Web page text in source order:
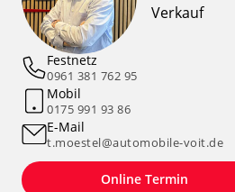
Verkauf
Festnetz
0961 381 762 95
Mobil
0175 991 93 86
E-Mail
t.moestel@automobile-voit.de
Online Termin